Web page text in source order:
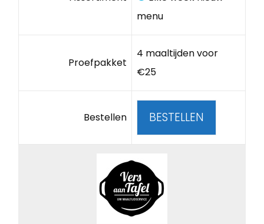
menu
Proefpakket
4 maaltijden voor
€25
Bestellen BESTELLEN